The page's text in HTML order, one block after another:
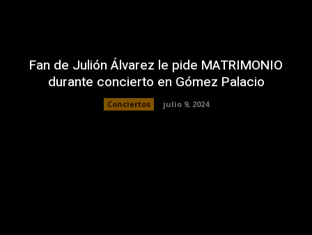
Fan de Julión Álvarez le pide MATRIMONIO
durante concierto en Gómez Palacio
Conciertos julio 9, 2024